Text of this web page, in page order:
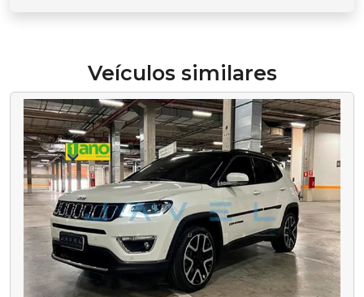
Veículos similares